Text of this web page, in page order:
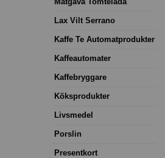
Lax Vilt Serrano
Kaffe Te Automatprodukter
Kaffeautomater
Kaffebryggare
Köksprodukter
Livsmedel
Porslin
Presentkort